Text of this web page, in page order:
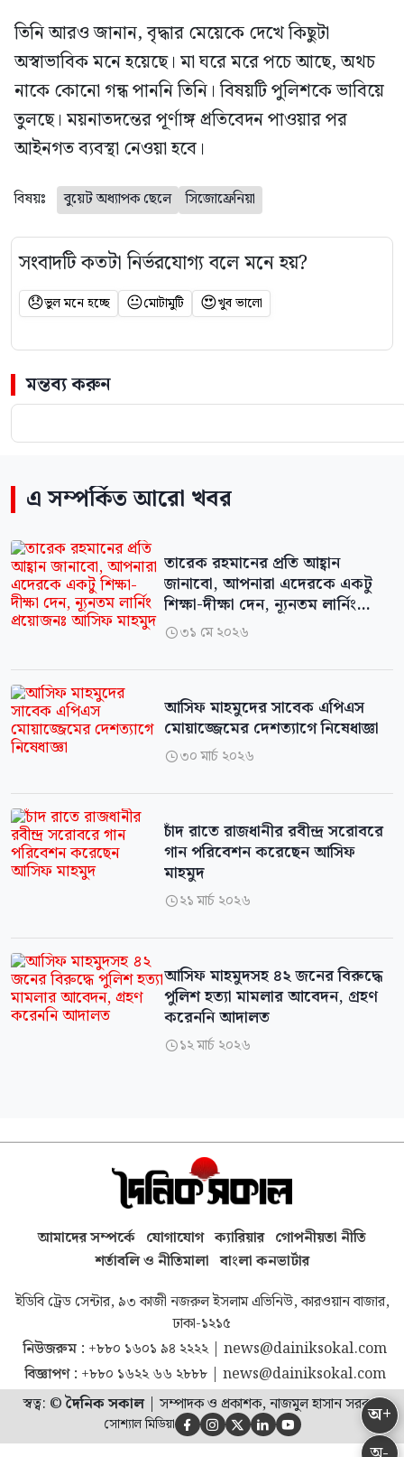
তিনি আরও জানান, বৃদ্ধার মেয়েকে দেখে কিছুটা
অস্বাভাবিক মনে হয়েছে। মা ঘরে মরে পচে আছে, অথচ
নাকে কোনো গন্ধ পাননি তিনি। বিষয়টি পুলিশকে ভাবিয়ে
তুলছে। ময়নাতদন্তের পূর্ণাঙ্গ প্রতিবেদন পাওয়ার পর
আইনগত ব্যবস্থা নেওয়া হবে।
বিষয়ঃ বুয়েট অধ্যাপক ছেলে সিজোফ্রেনিয়া
সংবাদটি কতটা নির্ভরযোগ্য বলে মনে হয়?
😞ভুল মনে হচ্ছে 😐মোটামুটি 😍খুব ভালো
মন্তব্য করুন
এ সম্পর্কিত আরো খবর
তারেক রহমানের প্রতি আহ্বান
জানাবো, আপনারা এদেরকে একটু
শিক্ষা-দীক্ষা দেন, ন্যূনতম লার্নিং
প্রয়োজনঃ আসিফ মাহমুদ
৩১ মে ২০২৬
আসিফ মাহমুদের সাবেক এপিএস
মোয়াজ্জেমের দেশত্যাগে নিষেধাজ্ঞা
৩০ মার্চ ২০২৬
চাঁদ রাতে রাজধানীর রবীন্দ্র সরোবরে
গান পরিবেশন করেছেন আসিফ
মাহমুদ
২১ মার্চ ২০২৬
আসিফ মাহমুদসহ ৪২ জনের বিরুদ্ধে
পুলিশ হত্যা মামলার আবেদন, গ্রহণ
করেননি আদালত
১২ মার্চ ২০২৬
অ+
আমাদের সম্পর্কে যোগাযোগ ক্যারিয়ার গোপনীয়তা নীতি
শর্তাবলি ও নীতিমালা বাংলা কনভার্টার
ইডিবি ট্রেড সেন্টার, ৯৩ কাজী নজরুল ইসলাম এভিনিউ, কারওয়ান বাজার,
ঢাকা-১২১৫
নিউজরুম : +৮৮০ ১৬০১ ৯৪ ২২২২| news@dainiksokal.com
বিজ্ঞাপণ : +৮৮০ ১৬২২ ৬৬ ২৮৮৮| news@dainiksokal.com
স্বত্ব: ©দৈনিক সকাল| সম্পাদক ও প্রকাশক, নাজমুল হাসান সরকার
সোশ্যাল মিডিয়া     